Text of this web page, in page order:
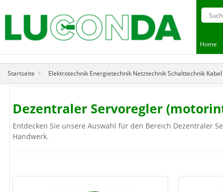
Home
Startseite Elektrotechnik Energietechnik Netztechnik Schalttechnik
Dezentraler Servoregler
Entdecken Sie unsere Auswahl für den Bereich Dezentraler
Handwerk.